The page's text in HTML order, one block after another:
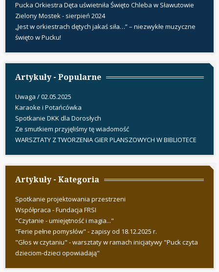
Pucka Orkiestra Dęta uświetniła Święto Chleba w Sławutowie
Zielony Mostek - sierpień 2024
„Jest w orkiestrach dętych jakaś siła…” – niezwykłe muzyczne
święto w Pucku!
Artykuły - Popularne
Uwaga / 02.05.2025
Karaoke i Potańcówka
Spotkanie DKK dla Dorosłych
Ze smutkiem przyjęliśmy tę wiadomość
WARSZTATY Z TWORZENIA GIER PLANSZOWYCH W BIBLIOTECE
Artykuły - Kategoria
Spotkanie projektowania przestrzeni
Współpraca - Fundacja FRSI
"Czytanie - umiejętność i magia..."
"Ferie pełne pomysłów" - zapisy od 18.12.2025 r.
"Głos w czytaniu" - warsztaty w ramach inicjatywy "Puck czyta
dzieciom-dzieci opowiadają"